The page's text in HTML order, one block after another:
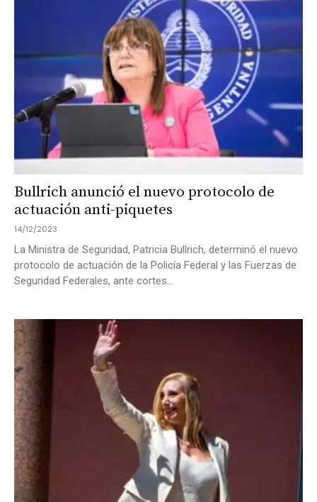
Bullrich anunció el nuevo protocolo de
actuación anti-piquetes
14/12/2023
La Ministra de Seguridad, Patricia Bullrich, determinó el nuevo
protocolo de actuación de la Policía Federal y las Fuerzas de
Seguridad Federales, ante cortes...